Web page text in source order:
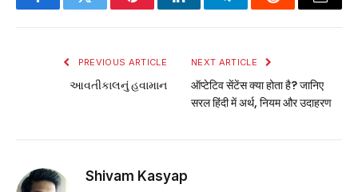
FacebookTwitter PinterestLinkedInTelegramReddit Email
PREVIOUS ARTICLE
આવતીકાલનું હવામાન
NEXT ARTICLE
ऑप्टेटिव सेंटेंस क्या होता है? जानिए
सरल हिंदी में अर्थ, नियम और उदाहरण
Shivam Kasyap